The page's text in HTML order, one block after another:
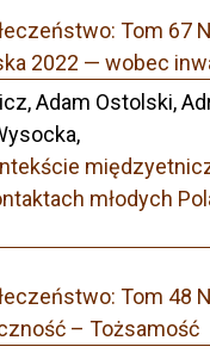
Tom 67
2022 — wobec
Adam Ostolski,
młodych
Tom 48
– Tożsamość